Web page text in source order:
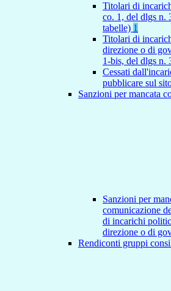
Titolari di
co. 1, del dlgs n.
tabelle) 1
Titolari di
direzione o di
1-bis, del dlgs n.
Cessati
pubblicare sul
Sanzioni per mancata
Sanzioni per
comunicazione
di incarichi
direzione o di
Rendiconti gruppi